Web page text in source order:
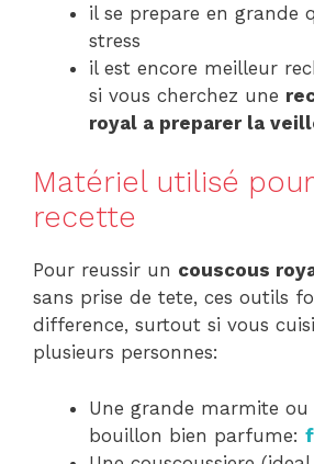
il se prepare en grande
stress
il est encore meilleur
si vous cherchez une
royal a preparer la
Matériel utilisé
recette
Pour reussir un couscous
sans prise de tete, ces outils
difference, surtout si vous
plusieurs personnes:
Une grande marmite
bouillon bien parfume: